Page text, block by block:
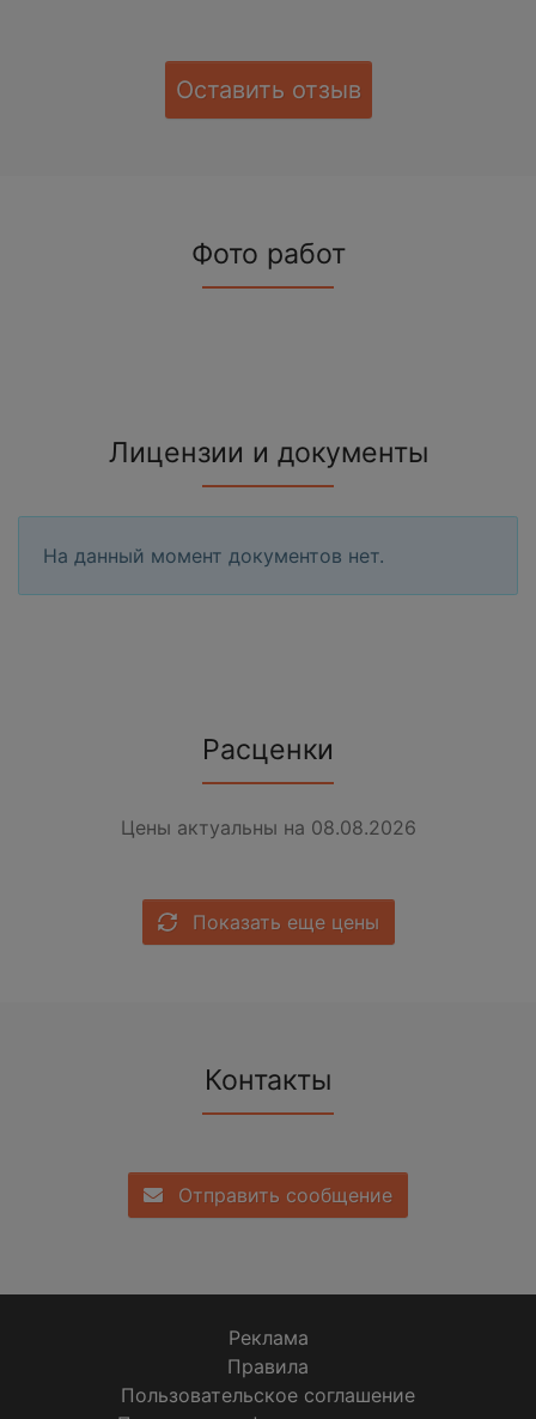
Оставить отзыв
Фото работ
Лицензии и документы
На данный момент документов нет.
Расценки
Цены актуальны на 08.08.2026
Показать еще цены
Контакты
Отправить сообщение
Реклама
Правила
Пользовательское соглашение